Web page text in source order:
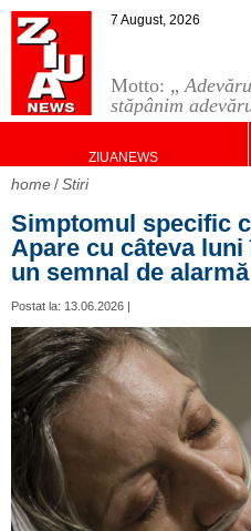
Motto: „
stăpânim
7 August, 2026
ZIUANEWS
home Stiri
Simptomul specific
Apare cu câteva
un semnal de
Postat la: 13.06.2026 |